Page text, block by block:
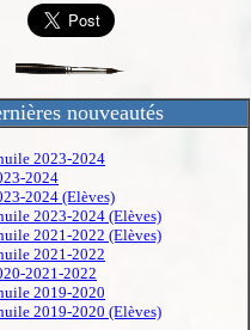
nouveautés
2023-2024
2024
2024 (Elèves)
2023-2024 (Elèves)
2021-2022 (Elèves)
2021-2022
2021-2022
2019-2020
2019-2020 (Elèves)